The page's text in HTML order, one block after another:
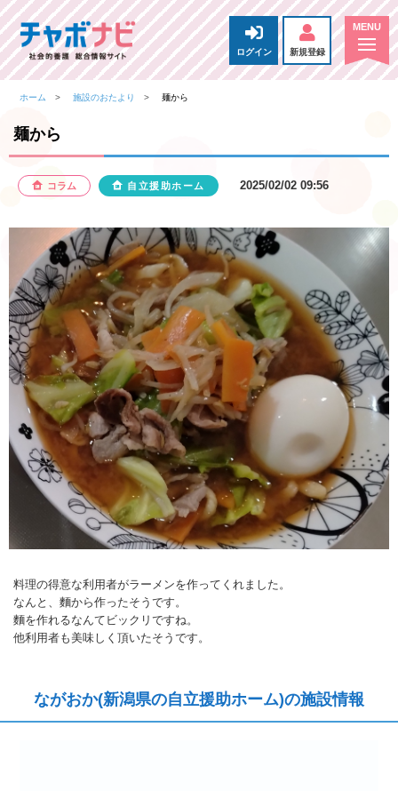
ログイン 新規登録
ホーム 施設のおたより 麺から
麺から
コラム 自立援助ホーム 2025/02/02 09:56
料理の得意な利用者がラーメンを作ってくれました。
なんと、麵から作ったそうです。
麵を作れるなんてビックリですね。
他利用者も美味しく頂いたそうです。
ながおか(新潟県の自立援助ホーム)の施設情報